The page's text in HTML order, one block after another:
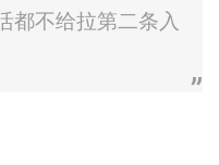
都不给拉第二条入